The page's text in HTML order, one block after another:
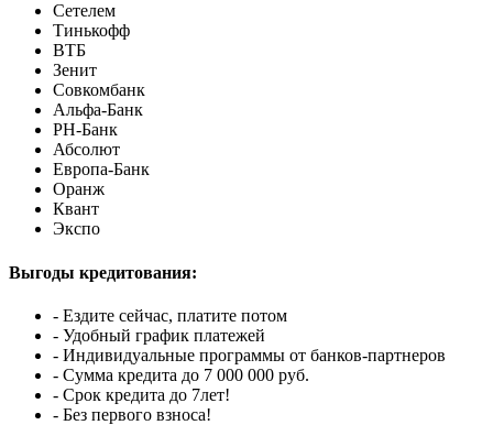
Сетелем
Тинькофф
ВТБ
Зенит
Совкомбанк
Альфа-Банк
РН-Банк
Абсолют
Европа-Банк
Оранж
Квант
Экспо
Выгоды кредитования:
- Ездите сейчас, платите потом
- Удобный график платежей
- Индивидуальные программы от банков-партнеров
- Сумма кредита до 7 000 000 руб.
- Срок кредита до 7лет!
- Без первого взноса!